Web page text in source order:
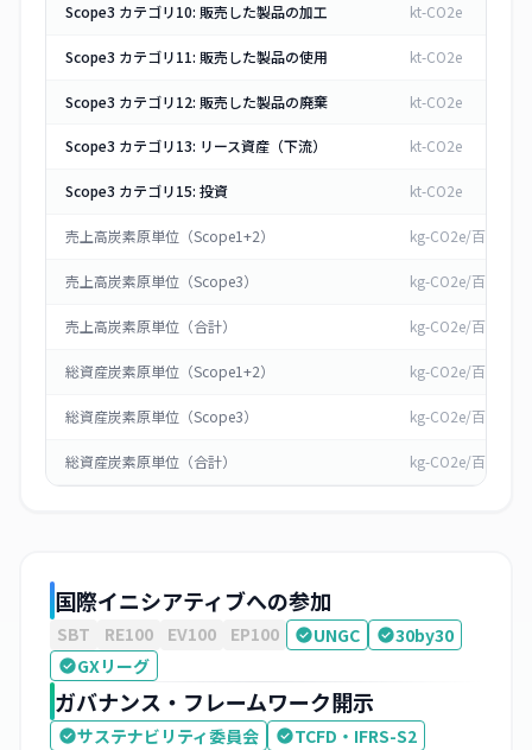
Scope3 カテゴリ10: 販売した製品の加工 kt-CO2e
Scope3 カテゴリ11: 販売した製品の使用 kt-CO2e
Scope3 カテゴリ12: 販売した製品の廃棄 kt-CO2e
Scope3 カテゴリ13: リース資産（下流） kt-CO2e
Scope3 カテゴリ15: 投資 kt-CO2e
売上高炭素原単位（Scope1+2） kg-CO2e/百万円
売上高炭素原単位（Scope3） kg-CO2e/百万円
売上高炭素原単位（合計） kg-CO2e/百万円
総資産炭素原単位（Scope1+2） kg-CO2e/百万円
総資産炭素原単位（Scope3） kg-CO2e/百万円
総資産炭素原単位（合計） kg-CO2e/百万円
国際イニシアティブへの参加
SBT RE100 EV100 EP100 UNGC
30by30
GXリーグ
ガバナンス・フレームワーク開示
サステナビリティ委員会 TCFD・IFRS-S2